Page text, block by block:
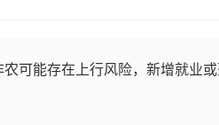
可能存在上行风险，新增就业或